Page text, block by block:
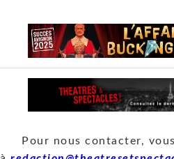
Pour nous contacter,